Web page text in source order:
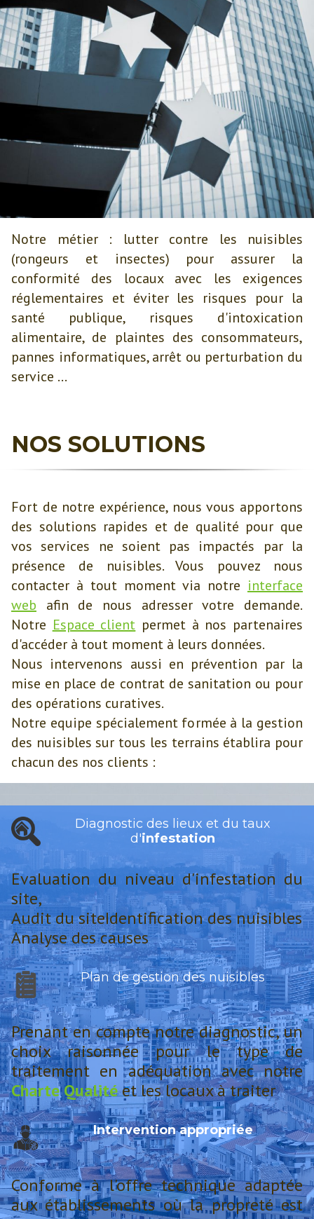
Notre métier : lutter contre les nuisibles
(rongeurs et insectes) pour assurer la
conformité des locaux avec les exigences
réglementaires et éviter les risques pour la
santé publique, risques d'intoxication
alimentaire, de plaintes des consommateurs,
pannes informatiques, arrêt ou perturbation du
service ...
NOS SOLUTIONS
Fort de notre expérience, nous vous apportons
des solutions rapides et de qualité pour que
vos services ne soient pas impactés par la
présence de nuisibles. Vous pouvez nous
contacter à tout moment via notre interface
web afin de nous adresser votre demande.
Notre Espace client permet à nos partenaires
d'accéder à tout moment à leurs données.
Nous intervenons aussi en prévention par la
mise en place de contrat de sanitation ou pour
des opérations curatives.
Notre equipe spécialement formée à la gestion
des nuisibles sur tous les terrains établira pour
chacun des nos clients :
Diagnostic des lieux et du taux
d'infestation
Evaluation du niveau d'infestation du
site,
Audit du siteIdentification des nuisibles
Analyse des causes
Plan de gestion des nuisibles
Prenant en compte notre diagnostic, un
choix raisonnée pour le type de
traitement en adéquation avec notre
Charte Qualitéet les locaux à traiter
Intervention appropriée
Conforme à l'offre technique adaptée
aux établissements où la propreté est